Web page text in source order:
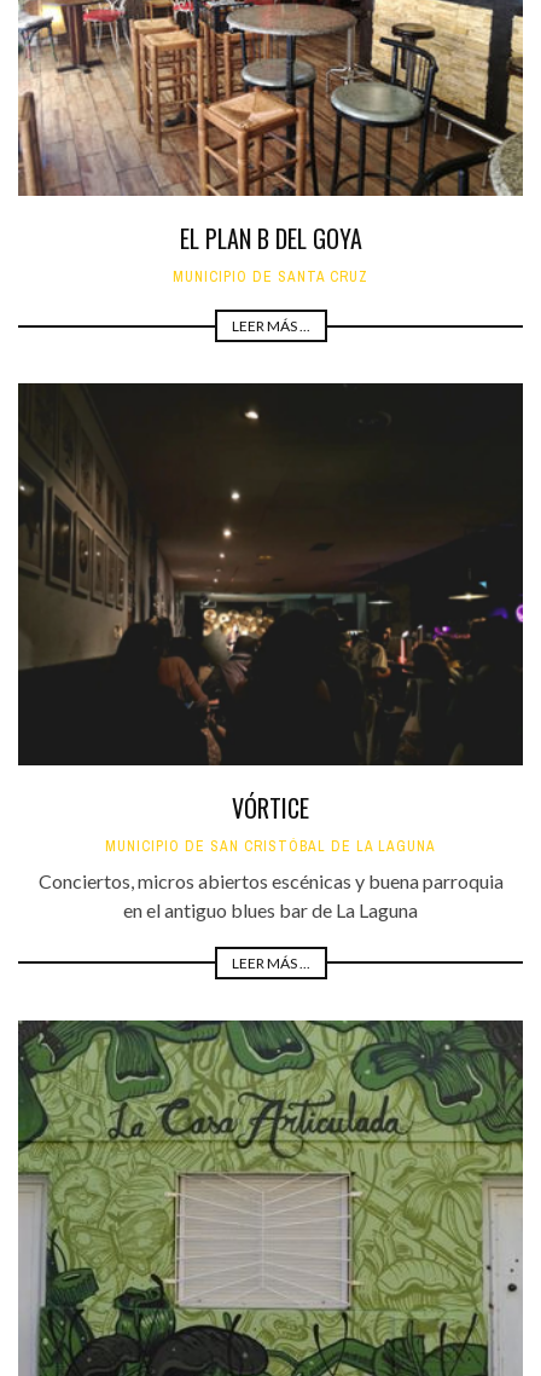
EL PLAN B DEL GOYA
MUNICIPIO DE SANTA CRUZ
LEER MÁS ...
VÓRTICE
MUNICIPIO DE SAN CRISTÓBAL DE LA LAGUNA
Conciertos, micros abiertos escénicas y buena parroquia
en el antiguo blues bar de La Laguna
LEER MÁS ...